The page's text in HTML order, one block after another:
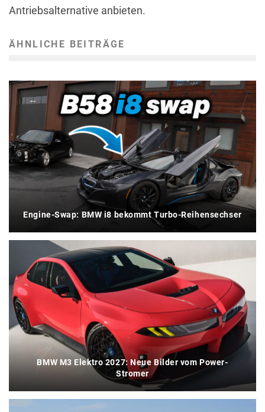
Antriebsalternative anbieten.
ÄHNLICHE BEITRÄGE
Engine-Swap: BMW i8 bekommt Turbo-Reihensechser
BMW M3 Elektro 2027: Neue Bilder vom Power-
Stromer